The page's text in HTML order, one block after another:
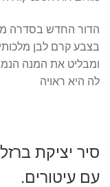
הדור החדש בסדרה
בצבע קרם לבן
ומבליט את המנה
לה היא ראויה
סיר יציקת
עם עיטורים.